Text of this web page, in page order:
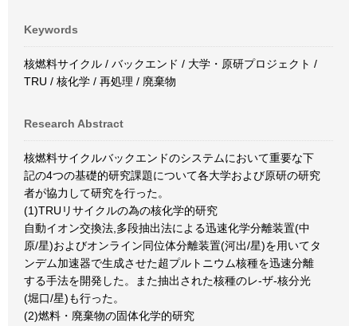
Keywords
核燃料サイクル / バックエンド / 大学・原研プロジェクト /
TRU / 核化学 / 再処理 / 廃棄物
Research Abstract
核燃料サイクルバックエンドのシステムにおいて重要な下
記の4つの基礎的研究課題について各大学および原研の研究
者が協力して研究を行った。
(1)TRUリサイクルの為の核化学的研究
自動イオン交換法,多段抽出法による迅速化学分離装置(中
原/星)およびオンライン同位体分離装置(河出/星)を用いてタ
ンデム加速器で生成させた超プルトニウム核種を迅速分離
する手法を開発した。また抽出された核種のレ-ザ-核分光
(堀口/星)も行った。
(2)燃料・廃棄物の固体化学的研究